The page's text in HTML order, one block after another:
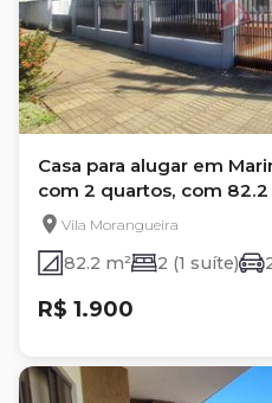
Casa para alugar em
com 2 quartos, com 82.2
Vila Morangueira
82.2 m² 2 (1 suíte)
R$ 1.900